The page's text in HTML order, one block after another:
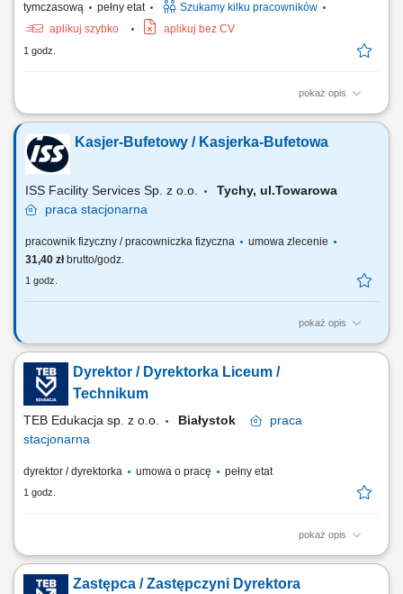
tymczasową
pełny etat
Szukamy kilku pracowników
aplikuj szybko
aplikuj bez CV
1 godz.
pokaż opis
Opis stanowiska Obsługa oraz przygotowywanie maszyn do produkcji
wykonywanych elementów. Zapewnienie ciągłości procesu
produkcyjnego. Wykonywanie podstawowych czynności
konserwacyjnych. Dbanie o bezpieczeństwo oraz porządek na...
Kasjer-Bufetowy / Kasjerka-Bufetowa
ISS Facility Services Sp. z o.o.
Tychy, ul.Towarowa
praca stacjonarna
pracownik fizyczny / pracowniczka fizyczna
umowa zlecenie
31,40 złbrutto/godz.
1 godz.
pokaż opis
Opis stanowiska: Pomoc kucharzowi w przygotowywaniu posiłków;
podgrzanie posiłków; Sprzątanie kuchni; Dbanie o estetykę
serwowanych potraw; Utrzymanie porządku w miejscu pracy; Zmywanie
naczyń stołowych;
Dyrektor / Dyrektorka Liceum /
Technikum
TEB Edukacja sp. z o.o. Białystok
praca
stacjonarna
dyrektor / dyrektorka umowa o pracę pełny etat
1 godz.
pokaż opis
Twój zakres obowiązków nadzór nad prawidłowym realizowaniem
opracowywanie i realizacja planu pracy szkoły, w tym szkolnych planów
Zastępca / Zastępczyni Dyrektora